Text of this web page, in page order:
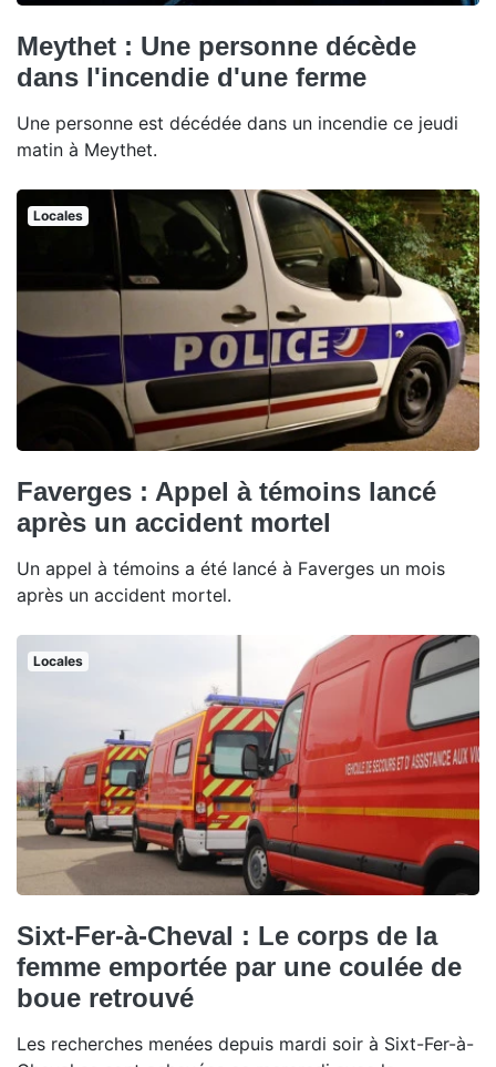
Meythet : Une personne décède
dans l'incendie d'une ferme
Une personne est décédée dans un incendie ce jeudi
matin à Meythet.
Locales
Faverges : Appel à témoins lancé
après un accident mortel
Un appel à témoins a été lancé à Faverges un mois
après un accident mortel.
Locales
Sixt-Fer-à-Cheval : Le corps de la
femme emportée par une coulée de
boue retrouvé
Les recherches menées depuis mardi soir à Sixt-Fer-à-